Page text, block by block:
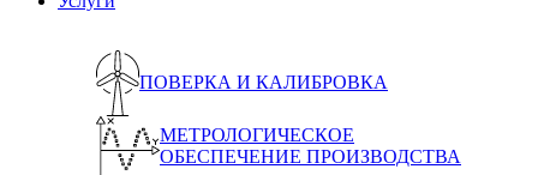
ПОВЕРКА И КАЛИБРОВКА
МЕТРОЛОГИЧЕСКОЕ
ОБЕСПЕЧЕНИЕ ПРОИЗВОДСТВА